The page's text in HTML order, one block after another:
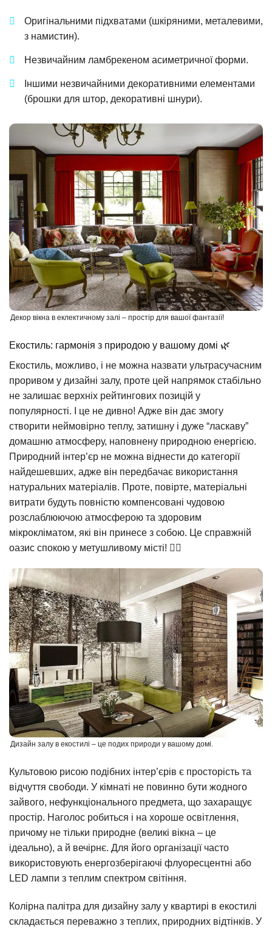
Оригінальними підхватами (шкіряними, металевими,
з намистин).
Незвичайним ламбрекеном асиметричної форми.
Іншими незвичайними декоративними елементами
(брошки для штор, декоративні шнури).
Декор вікна в еклектичному залі – простір для вашої фантазії!
Екостиль: гармонія з природою у вашому домі 🌿
Екостиль, можливо, і не можна назвати ультрасучасним
проривом у дизайні залу, проте цей напрямок стабільно
не залишає верхніх рейтингових позицій у
популярності. І це не дивно! Адже він дає змогу
створити неймовірно теплу, затишну і дуже “ласкаву”
домашню атмосферу, наповнену природною енергією.
Природний інтер’єр не можна віднести до категорії
найдешевших, адже він передбачає використання
натуральних матеріалів. Проте, повірте, матеріальні
витрати будуть повністю компенсовані чудовою
розслаблюючою атмосферою та здоровим
мікрокліматом, які він принесе з собою. Це справжній
оазис спокою у метушливому місті! 🧘‍♀️
Дизайн залу в екостилі – це подих природи у вашому домі.
Культовою рисою подібних інтер’єрів є просторість та
відчуття свободи. У кімнаті не повинно бути жодного
зайвого, нефункціонального предмета, що захаращує
простір. Наголос робиться і на хороше освітлення,
причому не тільки природне (великі вікна – це
ідеально), а й вечірнє. Для його організації часто
використовують енергозберігаючі флуоресцентні або
LED лампи з теплим спектром світіння.
Колірна палітра для дизайну залу у квартирі в екостилі
складається переважно з теплих, природних відтінків. У